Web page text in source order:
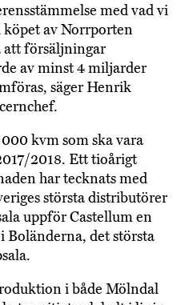
med vad vi
köpet av Norrporten
att försäljningar
av minst 4 miljarder
säger Henrik
kvm som ska vara
2018. Ett tioårigt
har tecknats med
största distributörer
uppför Castellum en
Boländerna, det största
i både Mölndal